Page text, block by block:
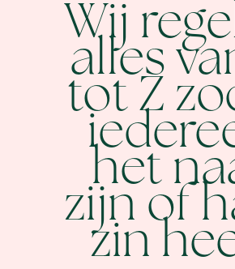
Wij
alles
tot Z
het
zijn of
zin